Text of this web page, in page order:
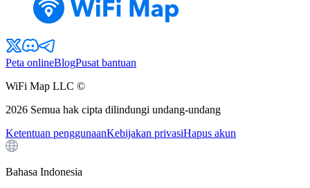
Peta onlineBlogPusat bantuan
WiFi Map LLC ©
2026 Semua hak cipta dilindungi undang-undang
Ketentuan penggunaanKebijakan privasiHapus akun
Bahasa Indonesia